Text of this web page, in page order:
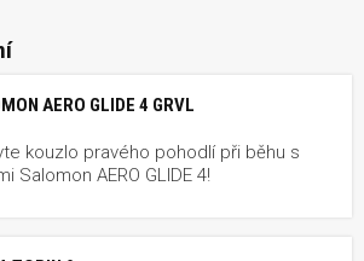
AERO GLIDE 4 GRVL
kouzlo pravého pohodlí při běhu s
Salomon AERO GLIDE 4!